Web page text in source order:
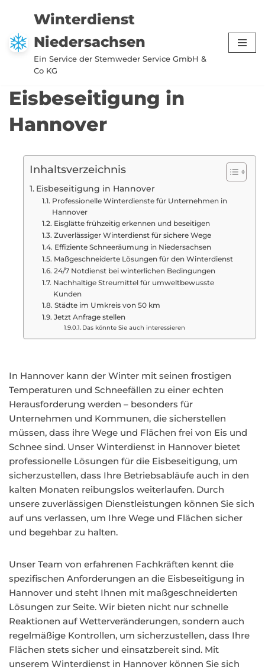
Zum
Inhalt
springen
Winterdienst
Niedersachsen
Ein Service der Stemweder Service GmbH &
Co KG
Eisbeseitigung in
Hannover
Inhaltsverzeichnis
Eisbeseitigung in Hannover
Professionelle Winterdienste für Unternehmen in
Hannover
Eisglätte frühzeitig erkennen und beseitigen
Zuverlässiger Winterdienst für sichere Wege
Effiziente Schneeräumung in Niedersachsen
Maßgeschneiderte Lösungen für den Winterdienst
24/7 Notdienst bei winterlichen Bedingungen
Nachhaltige Streumittel für umweltbewusste
Kunden
Städte im Umkreis von 50 km
Jetzt Anfrage stellen
Das könnte Sie auch interessieren
In Hannover kann der Winter mit seinen frostigen
Temperaturen und Schneefällen zu einer echten
Herausforderung werden – besonders für
Unternehmen und Kommunen, die sicherstellen
müssen, dass ihre Wege und Flächen frei von Eis und
Schnee sind. Unser Winterdienst in Hannover bietet
professionelle Lösungen für die Eisbeseitigung, um
sicherzustellen, dass Ihre Betriebsabläufe auch in den
kalten Monaten reibungslos weiterlaufen. Durch
unsere zuverlässigen Dienstleistungen können Sie sich
auf uns verlassen, um Ihre Wege und Flächen sicher
und begehbar zu halten.
Unser Team von erfahrenen Fachkräften kennt die
spezifischen Anforderungen an die Eisbeseitigung in
Hannover und steht Ihnen mit maßgeschneiderten
Lösungen zur Seite. Wir bieten nicht nur schnelle
Reaktionen auf Wetterveränderungen, sondern auch
regelmäßige Kontrollen, um sicherzustellen, dass Ihre
Flächen stets sicher und einsatzbereit sind. Mit
unserem Winterdienst in Hannover können Sie sich